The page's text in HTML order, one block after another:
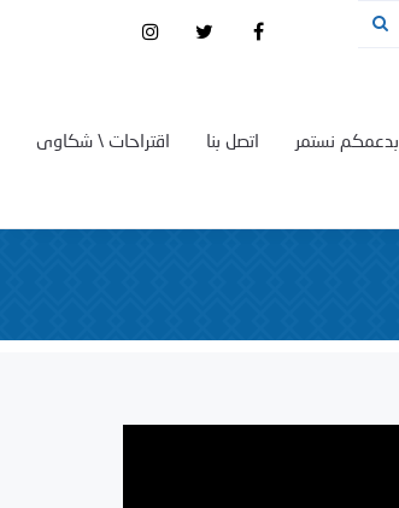
اقتراحات \ شكاوى اتصل بنا بدعمكم نستمر